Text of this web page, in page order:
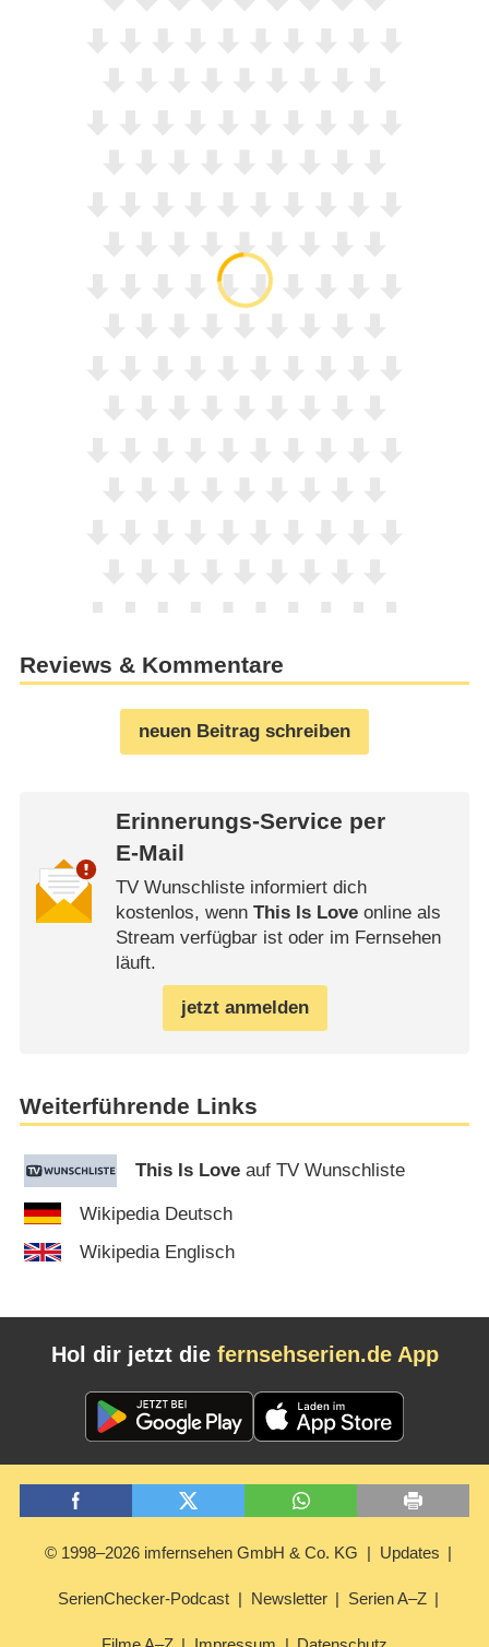
Reviews & Kommentare
neuen Beitrag schreiben
Erinnerungs-Service per
E-Mail
TV Wunschliste informiert dich
kostenlos, wenn This Is Loveonline als
Stream verfügbar ist oder im Fernsehen
läuft.
jetzt anmelden
Weiterführende Links
This Is Love auf TV Wunschliste
Wikipedia Deutsch
Wikipedia Englisch
Hol dir jetzt die fernsehserien.de App
© 1998–2026 imfernsehen GmbH & Co. KG Updates
SerienChecker-Podcast Newsletter Serien A–Z